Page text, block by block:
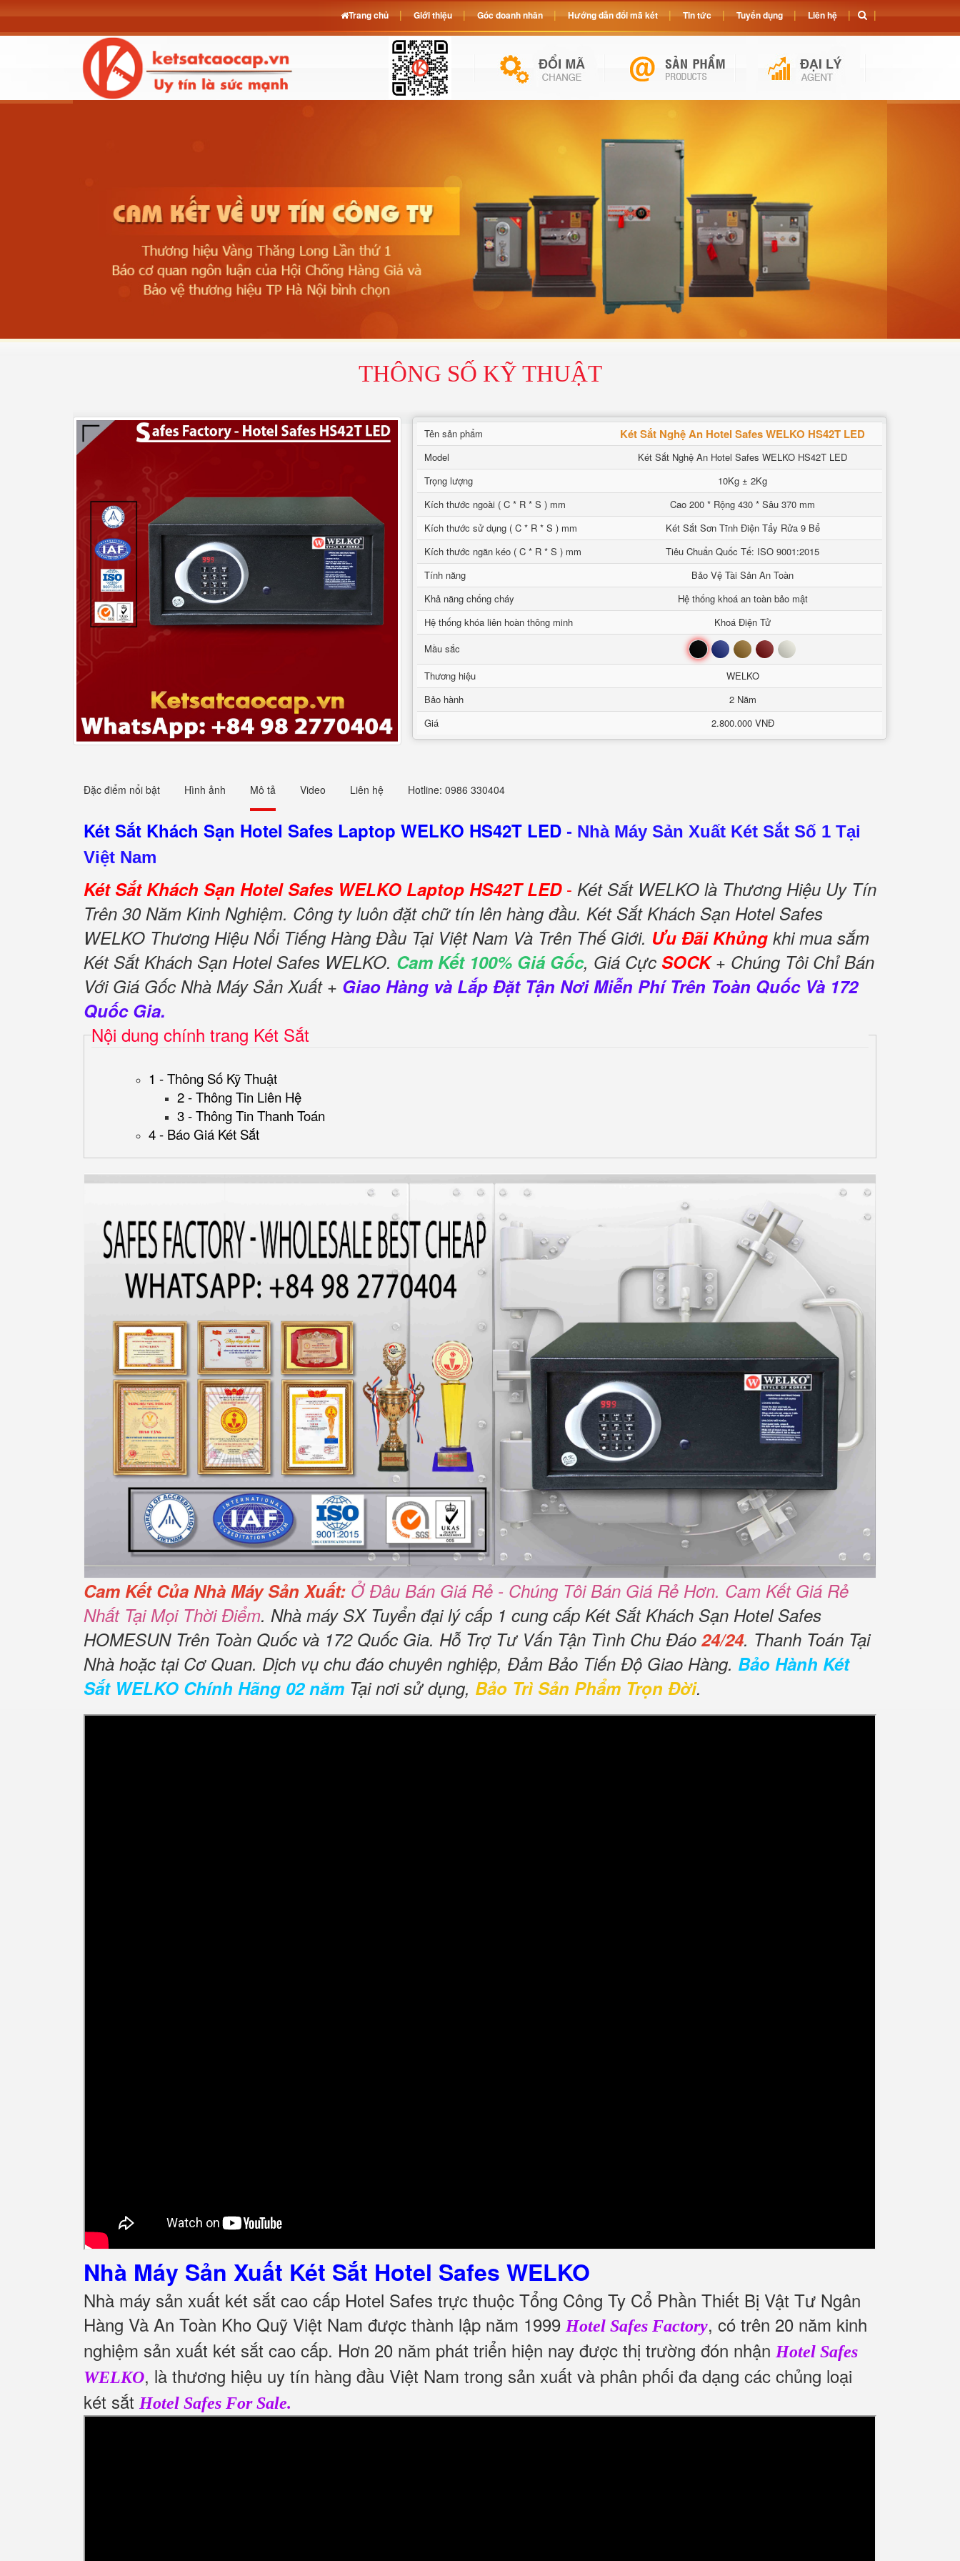
THÔNG SỐ KỸ THUẬT
Tên sản phẩm Két Sắt Nghệ An Hotel Safes WELKO HS42T LED
Model
Két Sắt Nghệ An Hotel Safes WELKO HS42T LED
Trọng lượng
10Kg ± 2Kg
Kích thước ngoài ( C * R * S ) mm
Cao 200 * Rộng 430 * Sâu 370 mm
Kích thước sử dụng ( C * R * S ) mm
Két Sắt Sơn Tĩnh Điện Tẩy Rửa 9 Bể
Kích thước ngăn kéo ( C * R * S ) mm
Tiêu Chuẩn Quốc Tế: ISO 9001:2015
Tính năng
Bảo Vệ Tài Sản An Toàn
Khả năng chống cháy
Hệ thống khoá an toàn bảo mật
Hệ thống khóa liên hoàn thông minh
Khoá Điện Tử
Mầu sắc
Đen Xanh Nâu Đỏ Trắng
Thương hiệu
WELKO
Bảo hành
2 Năm
Giá
2.800.000 VNĐ
Đặc điểm nổi bật Hình ảnh Mô tả Video Liên hệ Hotline: 0986 330404
Két Sắt Khách Sạn Hotel Safes Laptop WELKO HS42T LED - Nhà Máy Sản Xuất Két Sắt Số 1 Tại
Việt Nam
Két Sắt Khách Sạn Hotel Safes WELKO Laptop HS42T LED- Két Sắt WELKO là Thương Hiệu Uy Tín
Trên 30 Năm Kinh Nghiệm. Công ty luôn đặt chữ tín lên hàng đầu. Két Sắt Khách Sạn Hotel Safes
WELKO Thương Hiệu Nổi Tiếng Hàng Đầu Tại Việt Nam Và Trên Thế Giới. Ưu Đãi Khủng khi mua sắm
Két Sắt Khách Sạn Hotel Safes WELKO. Cam Kết 100% Giá Gốc, Giá Cực SOCK+ Chúng Tôi Chỉ Bán
Với Giá Gốc Nhà Máy Sản Xuất + Giao Hàng và Lắp Đặt Tận Nơi Miễn Phí Trên Toàn Quốc Và 172
Quốc Gia.
Nội dung chính trang Két Sắt
1 - Thông Số Kỹ Thuật
2 - Thông Tin Liên Hệ
3 - Thông Tin Thanh Toán
4 - Báo Giá Két Sắt
Cam Kết Của Nhà Máy Sản Xuất: Ở Đâu Bán Giá Rẻ - Chúng Tôi Bán Giá Rẻ Hơn. Cam Kết Giá Rẻ
Nhất Tại Mọi Thời Điểm. Nhà máy SX Tuyển đại lý cấp 1 cung cấp Két Sắt Khách Sạn Hotel Safes
HOMESUN Trên Toàn Quốc và 172 Quốc Gia. Hỗ Trợ Tư Vấn Tận Tình Chu Đáo 24/24. Thanh Toán Tại
Nhà hoặc tại Cơ Quan. Dịch vụ chu đáo chuyên nghiệp, Đảm Bảo Tiến Độ Giao Hàng. Bảo Hành Két
Sắt WELKO Chính Hãng 02 năm Tại nơi sử dụng, Bảo Trì Sản Phẩm Trọn Đời.
Nhà Máy Sản Xuất Két Sắt Hotel Safes WELKO
Nhà máy sản xuất két sắt cao cấp Hotel Safes trực thuộc Tổng Công Ty Cổ Phần Thiết Bị Vật Tư Ngân
Hàng Và An Toàn Kho Quỹ Việt Nam được thành lập năm 1999 Hotel Safes Factory, có trên 20 năm kinh
nghiệm sản xuất két sắt cao cấp. Hơn 20 năm phát triển hiện nay được thị trường đón nhận Hotel Safes
WELKO, là thương hiệu uy tín hàng đầu Việt Nam trong sản xuất và phân phối đa dạng các chủng loại
két sắt Hotel Safes For Sale.
Trang chủ Giới thiệu Góc doanh nhân Hướng dẫn đổi mã két Tin tức Tuyển dụng Liên hệ